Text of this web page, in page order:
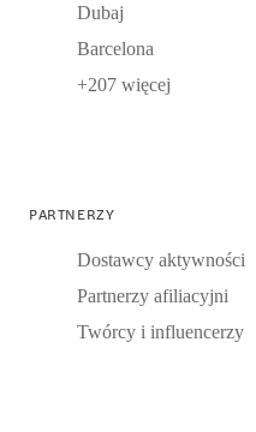
Dubaj
Barcelona
+207 więcej
PARTNERZY
Dostawcy aktywności
Partnerzy afiliacyjni
Twórcy i influencerzy